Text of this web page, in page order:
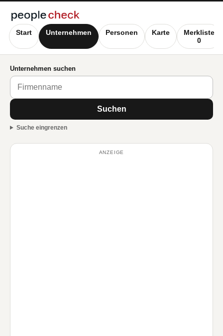
Start Unternehmen Personen Karte
Merkliste
0
Unternehmen suchen
Suchen
Suche eingrenzen
ANZEIGE